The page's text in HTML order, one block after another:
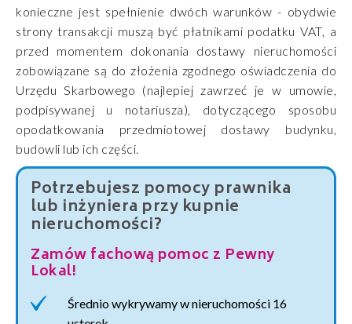
konieczne jest spełnienie dwóch warunków - obydwie
strony transakcji muszą być płatnikami podatku VAT, a
przed momentem dokonania dostawy nieruchomości
zobowiązane są do złożenia zgodnego oświadczenia do
Urzędu Skarbowego (najlepiej zawrzeć je w umowie,
podpisywanej u notariusza), dotyczącego sposobu
opodatkowania przedmiotowej dostawy budynku,
budowli lub ich części.
Potrzebujesz pomocy prawnika
lub inżyniera przy kupnie
nieruchomości?
Zamów fachową pomoc z Pewny
Lokal!
Średnio wykrywamy w nieruchomości 16